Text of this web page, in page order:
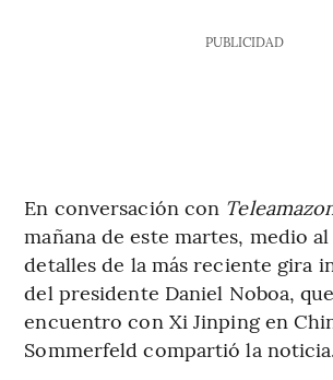
PUBLICIDAD
En conversación con
mañana de este martes, medio
detalles de la más reciente gira
del presidente Daniel Noboa,
encuentro con Xi Jinping en
Sommerfeld compartió la